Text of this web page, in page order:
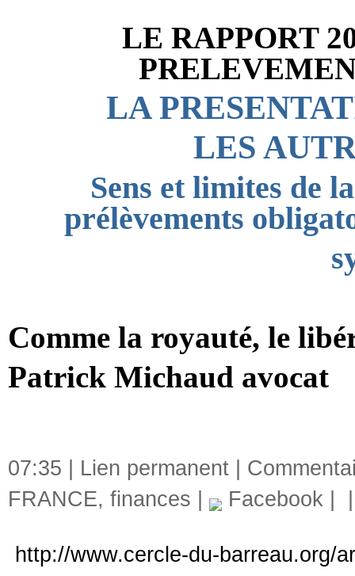
LE RAPPORT
LA
LES
Sens et limites de
prélèvements
Comme la royauté, le
Patrick Michaud avocat
07:35 | Lien permanent
FRANCE, finances Facebook
http://www.cercle-du-barreau.org/